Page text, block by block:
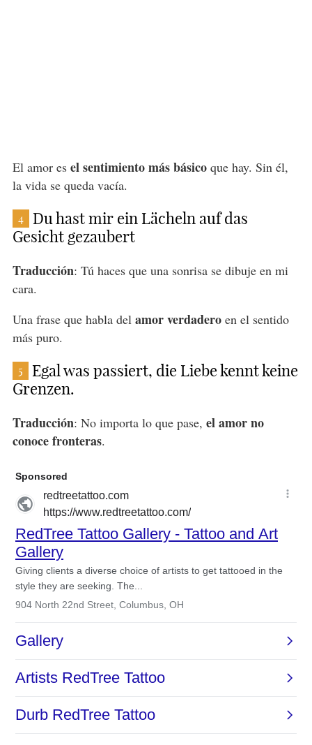
El amor es el sentimiento más básicoque hay. Sin él,
la vida se queda vacía.
4
Du hast mir ein Lächeln auf das
Gesicht gezaubert
Traducción: Tú haces que una sonrisa se dibuje en mi
cara.
Una frase que habla del amor verdaderoen el sentido
más puro.
5
Egal was passiert, die Liebe kennt keine
Grenzen.
Traducción: No importa lo que pase, el amor no
conoce fronteras.